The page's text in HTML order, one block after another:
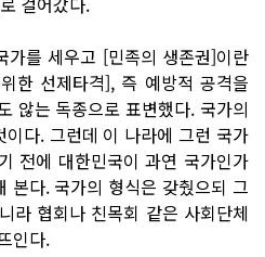
가를 세우고 [민족의 생존권]이란
한 선제타격], 즉 예방적 공격을
않는 독종으로 표변했다. 국가의
다. 그런데 이 나라에 그런 국가
전에 대한민국이 과연 국가인가
본다. 국가의 형식은 갖췄으되 그
라 협회나 친목회 같은 사회단체
인다.